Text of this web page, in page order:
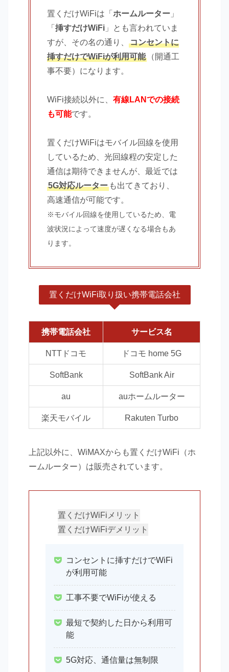
置くだけWiFiは「 ホームルーター 」
「 挿すだけWiFi 」とも言われていま
すが、その名の通り、
コンセントに
挿すだけでWiFiが利用可能
（開通工
事不要）になります。
WiFi接続以外に、 有線LANでの接続
も可能です。
置くだけWiFiはモバイル回線を使用
しているため、光回線程の安定した
通信は期待できませんが、最近では
5G対応ルーター も出てきており、
高速通信が可能です。
※モバイル回線を使用しているため、電
波状況によって速度が遅くなる場合もあ
ります。
置くだけWiFi取り扱い携帯電話会社
携帯電話会社 サービス名
NTTドコモ ドコモ home 5G
SoftBank SoftBank Air
au auホームルーター
楽天モバイル Rakuten Turbo
上記以外に、WiMAXからも置くだけWiFi（ホ
ームルーター）は販売されています。
置くだけWiFiメリット
置くだけWiFiデメリット
コンセントに挿すだけでWiFi
が利用可能
工事不要でWiFiが使える
最短で契約した日から利用可
能
5G対応、通信量は無制限